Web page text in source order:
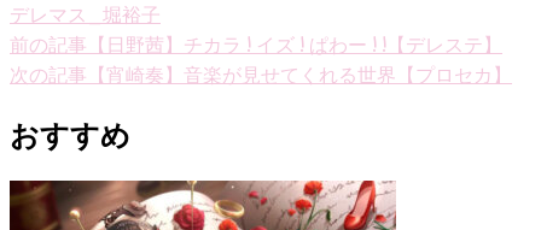
デレマス_堀裕子
投
稿
ナ
ビ
ゲ
前の記事 【日野茜】チカラ ! イズ ! ぱわー ! !【デレステ】
次の記事 【宵崎奏】音楽が見せてくれる世界【プロセカ】
おすすめ